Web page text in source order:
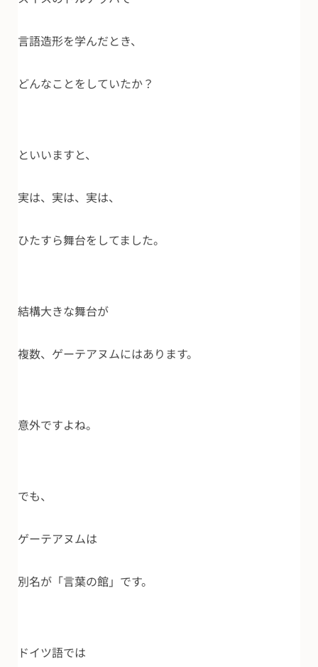
言語造形を学んだとき、
どんなことをしていたか？
といいますと、
実は、実は、実は、
ひたすら舞台をしてました。
結構大きな舞台が
複数、ゲーテアヌムにはあります。
意外ですよね。
でも、
ゲーテアヌムは
別名が「言葉の館」です。
ドイツ語では